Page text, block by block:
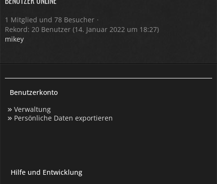
1 Mitglied und 78 Besucher
Rekord: 20 Benutzer (14. Januar 2022 um 18:27)
mikey
Benutzerkonto
Verwaltung
Persönliche Daten exportieren
Hilfe und Entwicklung